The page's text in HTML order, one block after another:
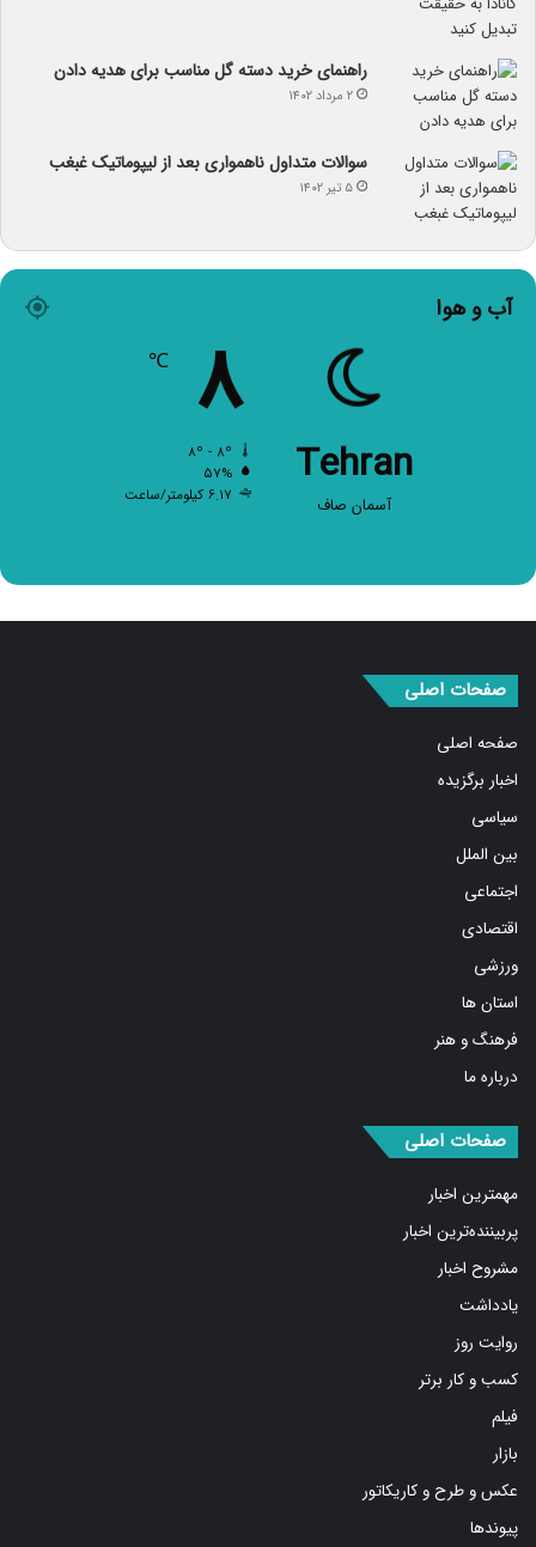
راهنمای خرید دسته گل مناسب برای هدیه دادن
۲ مرداد ۱۴۰۲
سوالات متداول ناهمواری بعد از لیپوماتیک غبغب
۵ تیر ۱۴۰۲
آب و هوا
Tehran
آسمان صاف
۸ ℃
۵۷%
۶.۱۷ کیلومتر/ساعت
صفحات اصلی
صفحه اصلی
اخبار برگزیده
سیاسی
بین الملل
اجتماعی
اقتصادی
ورزشی
استان ها
فرهنگ و هنر
درباره ما
صفحات اصلی
مهمترین اخبار
پربیننده‌ترین اخبار
مشروح اخبار
یادداشت
روایت روز
کسب و کار برتر
فیلم
بازار
عکس و طرح و کاریکاتور
پیوندها